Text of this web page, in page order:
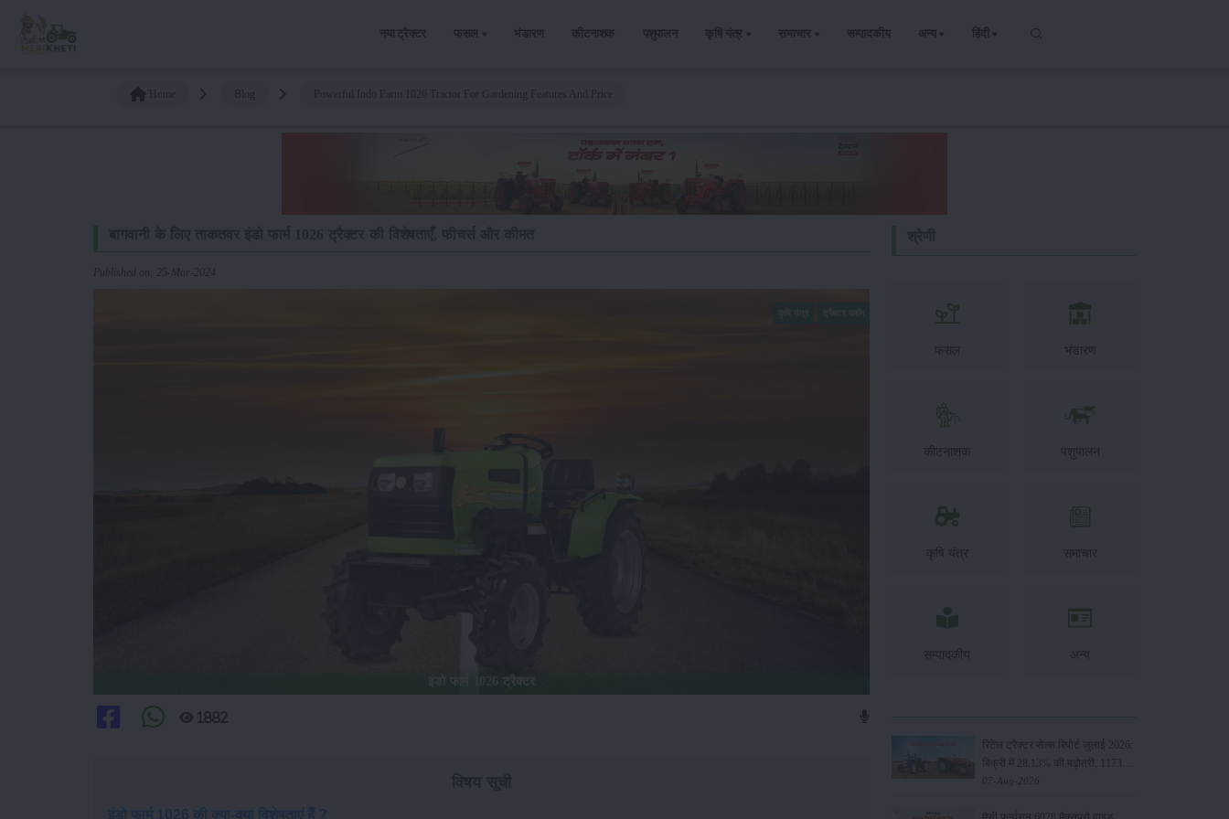
नया ट्रैक्टर फसल भंडारण कीटनाशक पशुपालन कृषि यंत्र समाचार सम्पादकीय अन्य हिंदी
Published on: 25-Mar-2024
1882
इंडो फार्म 1026 की क्या-क्या विशेषताएं हैं ?
फसल भंडारण
कीटनाशक पशुपालन
कृषि यंत्र समाचार
सम्पादकीय अन्य
रिटेल ट्रैक्टर सेल्स रिपोर्ट जुलाई 2026:
बिक्री में 28.13% की बढ़ोतरी, 117349
यूनिट्स बेचे
07-Aug-2026